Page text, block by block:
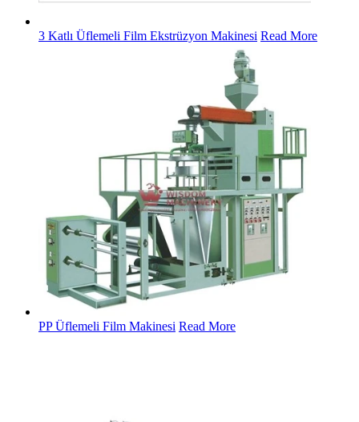
3 Katlı Üflemeli Film Ekstrüzyon Makinesi Read More
PP Üflemeli Film Makinesi Read More